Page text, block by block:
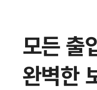
모든 출
완벽한